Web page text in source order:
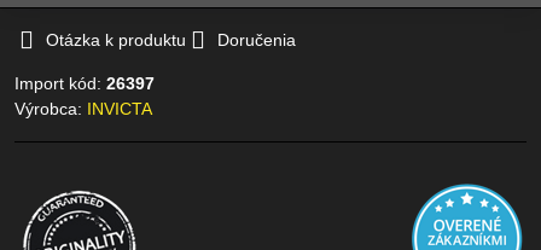
Otázka k produktu Doručenia
Import kód: 26397
Výrobca: INVICTA